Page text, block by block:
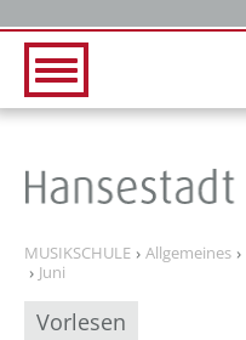
MUSIKSCHULE Allgemeines
Juni
Vorlesen